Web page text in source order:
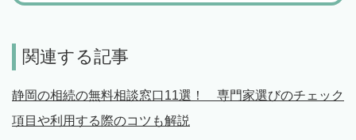
関連する記事
静岡の相続の無料相談窓口11選！ 専門家選びのチェック
項目や利用する際のコツも解説